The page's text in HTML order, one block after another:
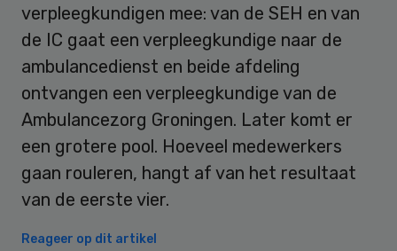
verpleegkundigen mee: van de SEH en van
de IC gaat een verpleegkundige naar de
ambulancedienst en beide afdeling
ontvangen een verpleegkundige van de
Ambulancezorg Groningen. Later komt er
een grotere pool. Hoeveel medewerkers
gaan rouleren, hangt af van het resultaat
van de eerste vier.
Reageer op dit artikel